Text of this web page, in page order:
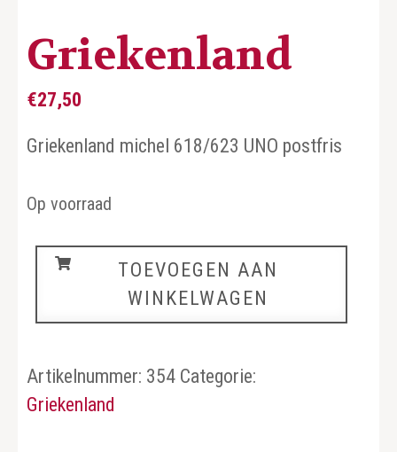
Griekenland
€27,50
Griekenland michel 618/623 UNO postfris
Op voorraad
Griekenland
TOEVOEGEN AAN
WINKELWAGEN
Artikelnummer: 354 Categorie:
Griekenland